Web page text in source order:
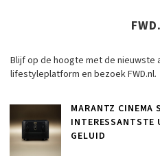
Blijf op de hoogte met de nieuwste
lifestyleplatform en bezoek FWD.nl.
MARANTZ CINEMA
INTERESSANTSTE
GELUID